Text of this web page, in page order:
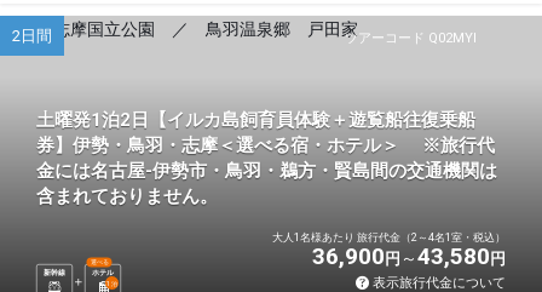
ツアーコード Q02MYI
2日間
土曜発1泊2日【イルカ島飼育員体験＋遊覧船往復乗船
券】伊勢・鳥羽・志摩＜選べる宿・ホテル＞ ※旅行代
金には名古屋-伊勢市・鳥羽・鵜方・賢島間の交通機関は
含まれておりません。
新幹線 ホテル
選べる
1 泊
大人1名様あたり 旅行代金（2～4名1室・税込）
36,900 円 43,580 円
表示旅行代金について